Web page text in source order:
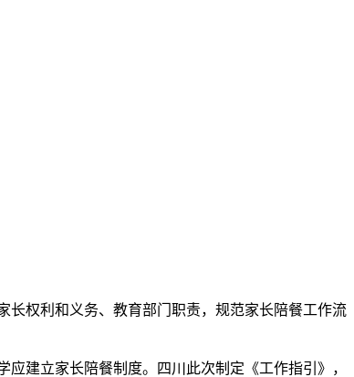
权利和义务、教育部门职责，规范家长陪餐工作流
建立家长陪餐制度。四川此次制定《工作指引》，